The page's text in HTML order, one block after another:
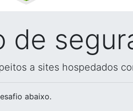
de
a sites hospedados
abaixo.